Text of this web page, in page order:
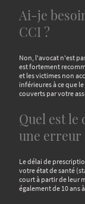
Ai-je
CCI ?
Non, l'avocat n'est
est fortement
et les victimes non
inférieures à ce que
couverts par votre
Quel est
une erreur
Le délai de
votre état de santé
court à partir de leur
également de 10 ans